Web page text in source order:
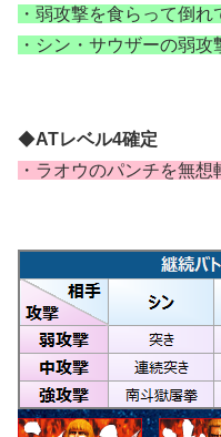
・弱攻撃を食らって倒
・シン・サウザーの弱
◆ATレベル4確定
・ラオウのパンチを無想